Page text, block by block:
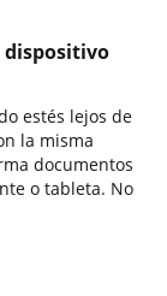
dispositivo
estés lejos de
la misma
documentos
o tableta. No